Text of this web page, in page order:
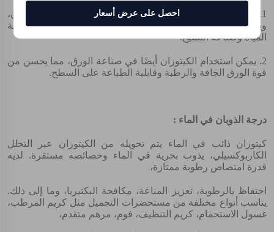
1. يمتلك الكيتوزان خصائص امتصاص جيدة لأشباه المعادن،
ويستخدم في معالجة مياه الصرف العضوية، مياه صبغية، تنقية
المياه وصناعة النسيج.
2. يمكن استخدام الكيتوزان أيضًا في صناعة الورق، مما يحسن من
قوة الورق الجافة والرطبة وقابلية الطباعة على السطح.
درجة الذوبان في الماء :
كيتوزان ذائب في الماء يتم تحويله من الكيتوزان عبر التحلل
الكاربوكسيلي، يذوب بحرية في الماء وخصائصه مستقرة. لديه
قدرة امتصاص رطوبة ممتازة،
احتفاظ بالرطوبة، تعزيز المناعة، مكافحة البكتيريا، وما إلى ذلك.
يناسب أنواع مختلفة من مستحضرات التجميل مثل كريم المرطب،
غسول الاستحمام، كريم التنظيف، فوم، مرهم متقدم،
احصل على عرض أسعار